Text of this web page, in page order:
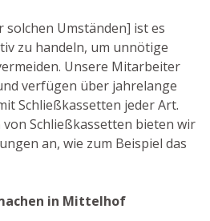
solchen Umständen] ist es
zu handeln, um unnötige
Unsere Mitarbeiter
verfügen über jahrelange
Schließkassetten jeder Art.
Schließkassetten bieten wir
an, wie zum Beispiel das
in Mittelhof